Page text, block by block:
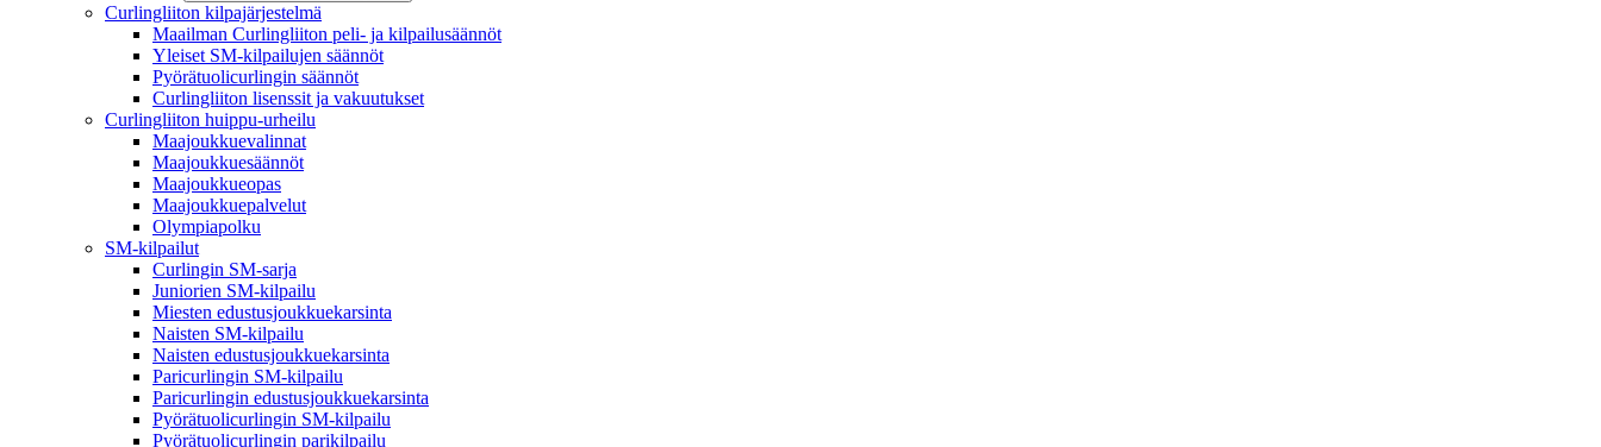
Curlingliiton kilpajärjestelmä
Maailman Curlingliiton peli- ja kilpailusäännöt
Yleiset SM-kilpailujen säännöt
Pyörätuolicurlingin säännöt
Curlingliiton lisenssit ja vakuutukset
Curlingliiton huippu-urheilu
Maajoukkuevalinnat
Maajoukkuesäännöt
Maajoukkueopas
Maajoukkuepalvelut
Olympiapolku
SM-kilpailut
Curlingin SM-sarja
Juniorien SM-kilpailu
Miesten edustusjoukkuekarsinta
Naisten SM-kilpailu
Naisten edustusjoukkuekarsinta
Paricurlingin SM-kilpailu
Paricurlingin edustusjoukkuekarsinta
Pyörätuolicurlingin SM-kilpailu
Pyörätuolicurlingin parikilpailu